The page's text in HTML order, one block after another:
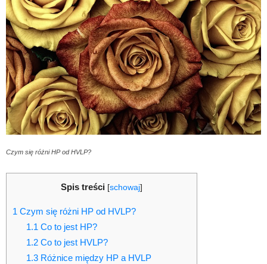
Czym się różni HP od HVLP?
Spis treści [schowaj]
1 Czym się różni HP od HVLP?
1.1 Co to jest HP?
1.2Co to jest HVLP?
1.3Różnice między HP a HVLP